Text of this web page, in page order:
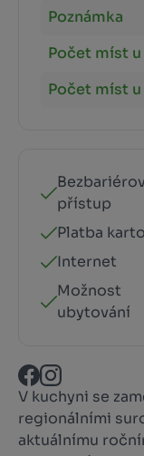
Poznámka
Počet míst
Počet míst
přístup
Platba
Internet
Možnost
ubytování
V kuchyni se
regionálními
aktuálnímu